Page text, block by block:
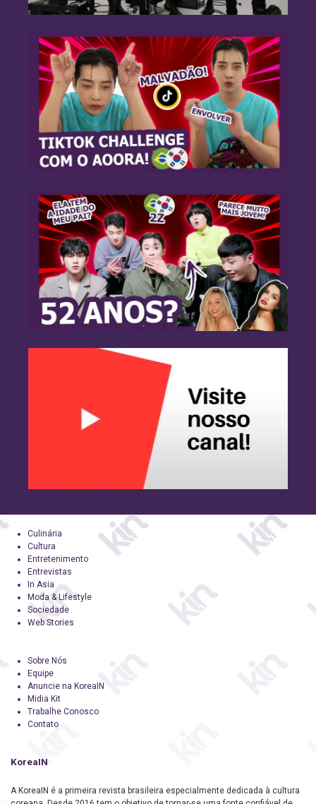
Culinária
Cultura
Entretenimento
Entrevistas
In Asia
Moda & Lifestyle
Sociedade
Web Stories
Sobre Nós
Equipe
Anuncie na KoreaIN
Midia Kit
Trabalhe Conosco
Contato
KoreaIN
A KoreaIN é a primeira revista brasileira especialmente dedicada à cultura